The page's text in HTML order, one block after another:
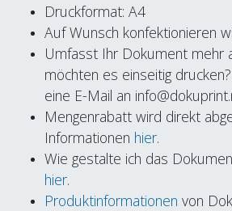
Druckformat: A4
Auf Wunsch konfektionieren
Umfasst Ihr Dokument mehr
möchten es einseitig
eine E-Mail an
Mengenrabatt wird direkt
Informationen hier.
Wie gestalte ich das
hier.
Produktinformationen von